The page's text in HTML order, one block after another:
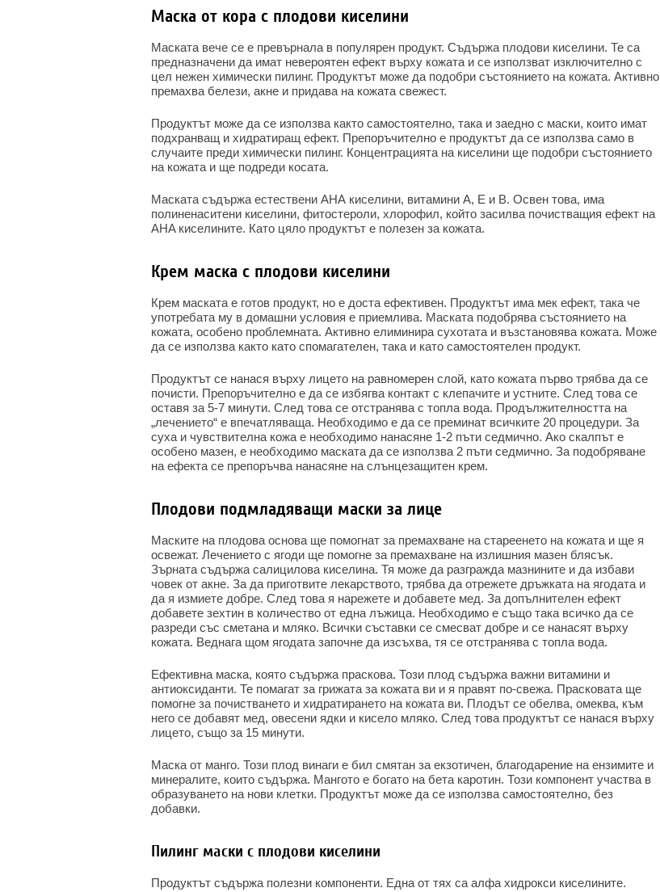
Маска от кора с плодови киселини
Маската вече се е превърнала в популярен продукт. Съдържа плодови киселини. Те са
предназначени да имат невероятен ефект върху кожата и се използват изключително с
цел нежен химически пилинг. Продуктът може да подобри състоянието на кожата. Активно
премахва белези, акне и придава на кожата свежест.
Продуктът може да се използва както самостоятелно, така и заедно с маски, които имат
подхранващ и хидратиращ ефект. Препоръчително е продуктът да се използва само в
случаите преди химически пилинг. Концентрацията на киселини ще подобри състоянието
на кожата и ще подреди косата.
Маската съдържа естествени АНА киселини, витамини А, Е и В. Освен това, има
полиненаситени киселини, фитостероли, хлорофил, който засилва почистващия ефект на
AHA киселините. Като цяло продуктът е полезен за кожата.
Крем маска с плодови киселини
Крем маската е готов продукт, но е доста ефективен. Продуктът има мек ефект, така че
употребата му в домашни условия е приемлива. Маската подобрява състоянието на
кожата, особено проблемната. Активно елиминира сухотата и възстановява кожата. Може
да се използва както като спомагателен, така и като самостоятелен продукт.
Продуктът се нанася върху лицето на равномерен слой, като кожата първо трябва да се
почисти. Препоръчително е да се избягва контакт с клепачите и устните. След това се
оставя за 5-7 минути. След това се отстранява с топла вода. Продължителността на
„лечението“ е впечатляваща. Необходимо е да се преминат всичките 20 процедури. За
суха и чувствителна кожа е необходимо нанасяне 1-2 пъти седмично. Ако скалпът е
особено мазен, е необходимо маската да се използва 2 пъти седмично. За подобряване
на ефекта се препоръчва нанасяне на слънцезащитен крем.
Плодови подмладяващи маски за лице
Маските на плодова основа ще помогнат за премахване на стареенето на кожата и ще я
освежат. Лечението с ягоди ще помогне за премахване на излишния мазен блясък.
Зърната съдържа салицилова киселина. Тя може да разгражда мазнините и да избави
човек от акне. За да приготвите лекарството, трябва да отрежете дръжката на ягодата и
да я измиете добре. След това я нарежете и добавете мед. За допълнителен ефект
добавете зехтин в количество от една лъжица. Необходимо е също така всичко да се
разреди със сметана и мляко. Всички съставки се смесват добре и се нанасят върху
кожата. Веднага щом ягодата започне да изсъхва, тя се отстранява с топла вода.
Ефективна маска, която съдържа праскова. Този плод съдържа важни витамини и
антиоксиданти. Те помагат за грижата за кожата ви и я правят по-свежа. Прасковата ще
помогне за почистването и хидратирането на кожата ви. Плодът се обелва, омеква, към
него се добавят мед, овесени ядки и кисело мляко. След това продуктът се нанася върху
лицето, също за 15 минути.
Маска от манго. Този плод винаги е бил смятан за екзотичен, благодарение на ензимите и
минералите, които съдържа. Мангото е богато на бета каротин. Този компонент участва в
образуването на нови клетки. Продуктът може да се използва самостоятелно, без
добавки.
Пилинг маски с плодови киселини
Продуктът съдържа полезни компоненти. Една от тях са алфа хидрокси киселините.